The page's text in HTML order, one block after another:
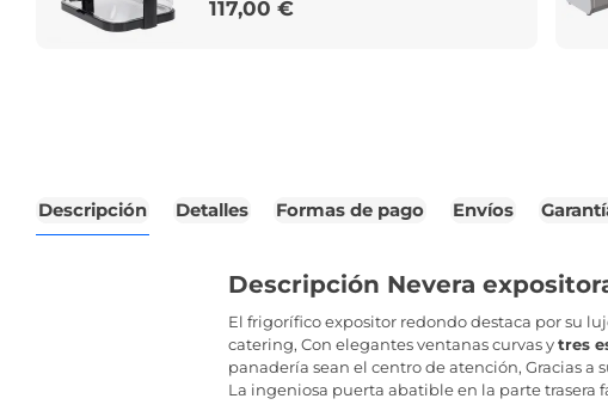
Price
117,00 €
Descripción Detalles Formas de pago Envíos
Descripción Nevera
El frigorífico expositor redondo destaca por su
catering, Con elegantes ventanas curvas ytres
panadería sean el centro de atención, Gracias
La ingeniosa puerta abatible en la parte trasera